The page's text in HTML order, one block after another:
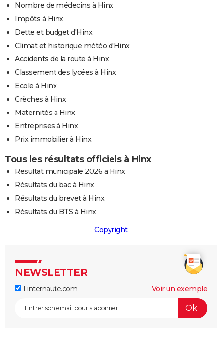
Nombre de médecins à Hinx
Impôts à Hinx
Dette et budget d'Hinx
Climat et historique météo d'Hinx
Accidents de la route à Hinx
Classement des lycées à Hinx
Ecole à Hinx
Crèches à Hinx
Maternités à Hinx
Entreprises à Hinx
Prix immobilier à Hinx
Tous les résultats officiels à Hinx
Résultat municipale 2026 à Hinx
Résultats du bac à Hinx
Résultats du brevet à Hinx
Résultats du BTS à Hinx
Copyright
NEWSLETTER
Linternaute.com Voir un exemple